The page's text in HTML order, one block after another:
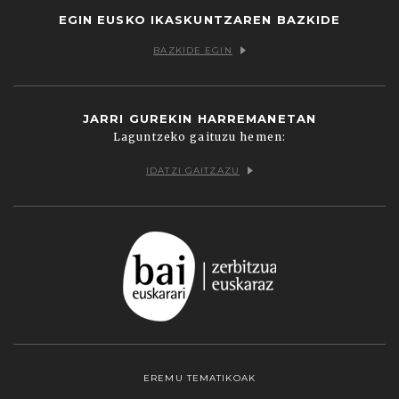
EGIN EUSKO IKASKUNTZAREN BAZKIDE
BAZKIDE EGIN
JARRI GUREKIN HARREMANETAN
Laguntzeko gaituzu hemen:
IDATZI GAITZAZU
EREMU TEMATIKOAK